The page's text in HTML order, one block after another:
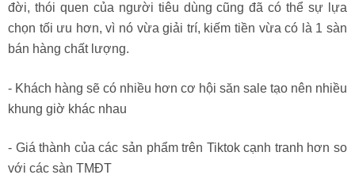
đời, thói quen của người tiêu dùng cũng đã có thể sự lựa
chọn tối ưu hơn, vì nó vừa giải trí, kiếm tiền vừa có là 1 sàn
bán hàng chất lượng.
- Khách hàng sẽ có nhiều hơn cơ hội săn sale tạo nên nhiều
khung giờ khác nhau
- Giá thành của các sản phẩm trên Tiktok cạnh tranh hơn so
với các sàn TMĐT